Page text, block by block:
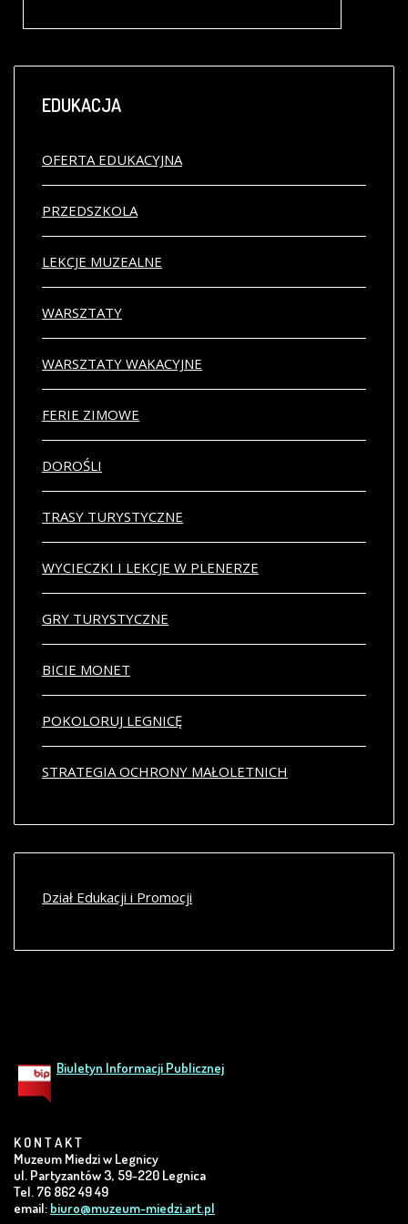
EDUKACJA
OFERTA EDUKACYJNA
PRZEDSZKOLA
LEKCJE MUZEALNE
WARSZTATY
WARSZTATY WAKACYJNE
FERIE ZIMOWE
DOROŚLI
TRASY TURYSTYCZNE
WYCIECZKI I LEKCJE W PLENERZE
GRY TURYSTYCZNE
BICIE MONET
POKOLORUJ LEGNICĘ
STRATEGIA OCHRONY MAŁOLETNICH
Dział Edukacji i Promocji
Biuletyn Informacji Publicznej
K O N T A K T
Muzeum Miedzi w Legnicy
ul. Partyzantów 3, 59-220 Legnica
Tel. 76 862 49 49
email: biuro@muzeum-miedzi.art.pl